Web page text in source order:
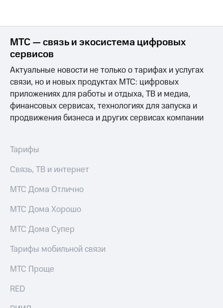
МТС — связь и экосистема цифровых
сервисов
Актуальные новости не только о тарифах и услугах
связи, но и новых продуктах МТС: цифровых
приложениях для работы и отдыха, ТВ и медиа,
финансовых сервисах, технологиях для запуска и
продвижения бизнеса и других сервисах компании
Тарифы
Связь, ТВ и интернет
МТС Дома Отлично
МТС Дома Хорошо
МТС Дома Супер
Тарифы мобильной связи
МТС Проще
RED